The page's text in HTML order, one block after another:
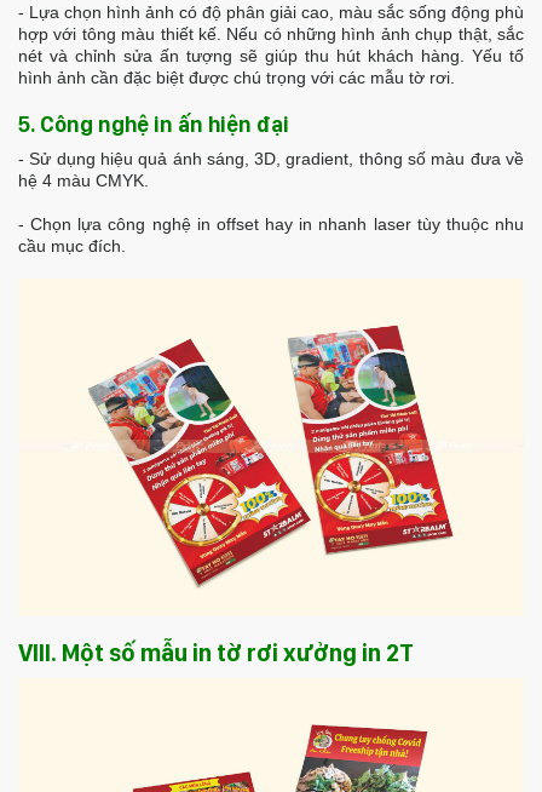
- Lựa chọn hình ảnh có độ phân giải cao, màu sắc sống động phù
hợp với tông màu thiết kế. Nếu có những hình ảnh chụp thật, sắc
nét và chỉnh sửa ấn tượng sẽ giúp thu hút khách hàng. Yếu tố
hình ảnh cần đặc biệt được chú trọng với các mẫu tờ rơi.
5. Công nghệ in ấn hiện đại
- Sử dụng hiệu quả ánh sáng, 3D, gradient, thông số màu đưa về
hệ 4 màu CMYK.
- Chọn lựa công nghệ in offset hay in nhanh laser tùy thuộc nhu
cầu mục đích.
VIII. Một số mẫu in tờ rơi xưởng in 2T